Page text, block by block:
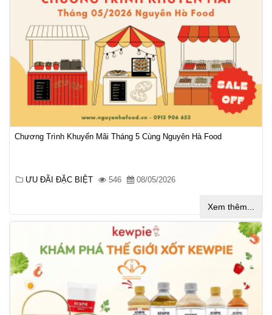
Chương Trình Khuyến Mãi Tháng 5 Cùng Nguyên Hà Food
ƯU ĐÃI ĐẶC BIỆT 546 08/05/2026
Xem thêm...